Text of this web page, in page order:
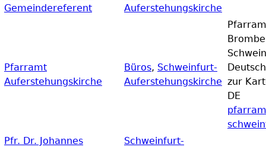
Gemeindereferent
Auferstehungskirche
Pfarramt
Auferstehungskirche
Büros, Schweinfurt-
Auferstehungskirche zur
DE
Pfr. Dr. Johannes
Schweinfurt-